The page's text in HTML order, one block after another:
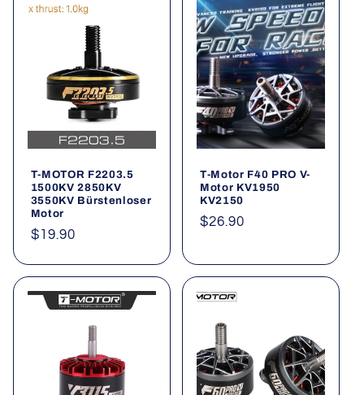
T-MOTOR F2203.5
1500KV 2850KV
3550KV Bürstenloser
Motor
Normaler
$19.90
T-Motor F40 PRO V-
Motor KV1950
KV2150
Normaler
$26.90